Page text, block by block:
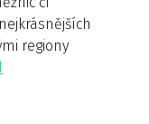
regiony